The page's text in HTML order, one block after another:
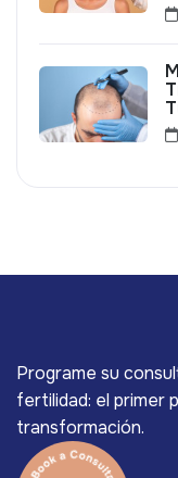
Programe su
fertilidad: el primer
transformación.